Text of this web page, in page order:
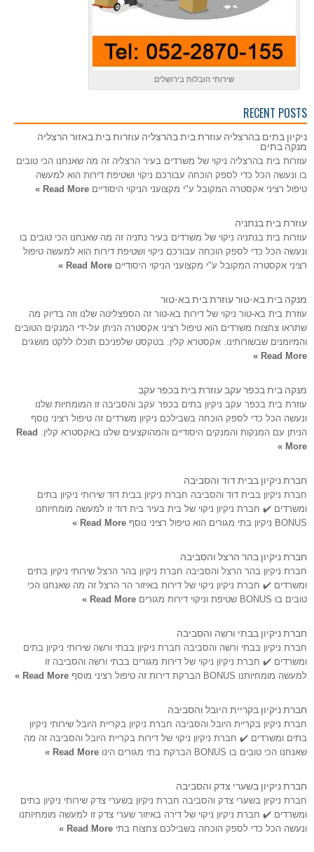
שירותי הובלות בירושלים
RECENT POSTS
ניקיון בתים בהרצליה עוזרת בית בהרצליה עוזרות בית באזור הרצליה
מנקה בתים
עוזרות בית בהרצליה ניקוי של משרדים בעיר הרצליה זה מה שאנחנו הכי טובים
בו ונעשה הכל כדי לספק הוכחה עבורכם ניקוי ושטיפת דירות הוא למעשה
טיפול רציני אקסטרה המקובל ע"י מקצועני הניקוי היסודיים Read More »
עוזרת בית בנתניה
עוזרות בית בנתניה ניקוי של משרדים בעיר נתניה זה מה שאנחנו הכי טובים בו
ונעשה הכל כדי לספק הוכחה עבורכם ניקוי ושטיפת דירות הוא למעשה טיפול
רציני אקסטרה המקובל ע"י מקצועני הניקוי היסודיים Read More »
מנקה בית בא-טור עוזרת בית בא-טור
עוזרת בית בא-טור ניקוי של דירות בא-טור זה הספצליטה שלנו וזה בדיוק מה
שתראו צחצוח משרדים הוא טיפול רציני אקסטרה הניתן על-ידי המנקים הטובים
והמיומנים שבשורותינו. אקסטרא קלין. בטקסט שלפניכם תוכלו ללקט מושגים
Read More »
מנקה בית בכפר עקב עוזרת בית בכפר עקב
עוזרת בית בכפר עקב ניקיון בתים בכפר עקב והסביבה זו המומחיות שלנו
ונעשה הכל כדי לספק הוכחה בשבילכם ניקיון משרדים זה טיפול רציני נוסף
הניתן עם המנקות והמנקים היסודיים והמהוקצעים שלנו באקסטרא קלין. Read
More »
חברת ניקיון בבית דוד והסביבה
חברת ניקיון בבית דוד והסביבה חברת ניקיון בבית דוד שירותי ניקיון בתים
ומשרדים ✔️ חברת ניקיון ניקוי של בית בעיר בית דוד זו למעשה מומחיותנו
BONUS ניקיון בתי מגורים הוא טיפול רציני נוסף
Read More »
חברת ניקיון בהר הרצל והסביבה
חברת ניקיון בהר הרצל והסביבה חברת ניקיון בהר הרצל שירותי ניקיון בתים
ומשרדים ✔️ חברת ניקיון ניקוי של דירות באיזור הר הרצל זה מה שאנחנו הכי
טובים בו BONUS שטיפת וניקוי דירות מגורים
Read More »
חברת ניקיון בבתי ורשה והסביבה
חברת ניקיון בבתי ורשה והסביבה חברת ניקיון בבתי ורשה שירותי ניקיון בתים
ומשרדים ✔️ חברת ניקיון ניקוי של דירות מגורים בבתי ורשה והסביבה זו
למעשה מומחיותנו BONUS הברקת דירות זה טיפול רציני מוסף
Read More »
חברת ניקיון בקריית היובל והסביבה
חברת ניקיון בקריית היובל והסביבה חברת ניקיון בקריית היובל שירותי ניקיון
בתים ומשרדים ✔️ חברת ניקיון ניקוי של דירות בקריית היובל והסביבה זה מה
שאנחנו הכי טובים בו BONUS הברקת בתי מגורים הינו
Read More »
חברת ניקיון בשערי צדק והסביבה
חברת ניקיון בשערי צדק והסביבה חברת ניקיון בשערי צדק שירותי ניקיון בתים
ומשרדים ✔️ חברת ניקיון ניקוי של דירה באיזור שערי צדק זו למעשה מומחיותנו
ונעשה הכל כדי לספק הוכחה בשבילכם צחצוח בתי Read More »